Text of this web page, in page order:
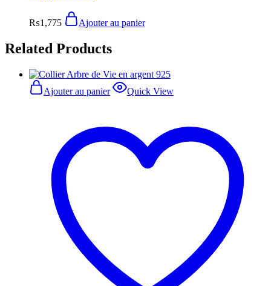
₨1,775 Ajouter au panier
Related Products
Ajouter au panier Quick View